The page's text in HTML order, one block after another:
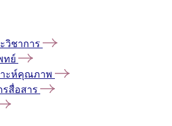
วิชาการ
ทย์
าะห์คุณภาพ
รสื่อสาร